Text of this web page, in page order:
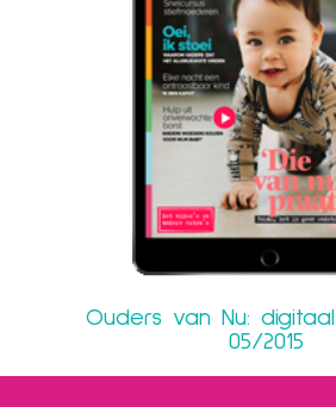
Ouders van Nu:
05/2015